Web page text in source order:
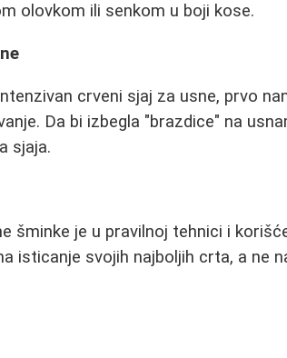
olovkom ili senkom u boji kose.
crveni sjaj za usne, prvo
Da bi izbegla "brazdice" na
sjaja.
šminke je u pravilnoj tehnici i
isticanje svojih najboljih crta, a ne